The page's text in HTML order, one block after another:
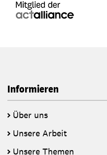
Informieren
Über uns
Unsere Arbeit
Unsere Themen